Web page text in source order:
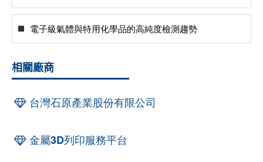
電子級氣體與特用化學品的高純度檢測趨勢
相關廠商
台灣石原產業股份有限公司
金屬3D列印服務平台